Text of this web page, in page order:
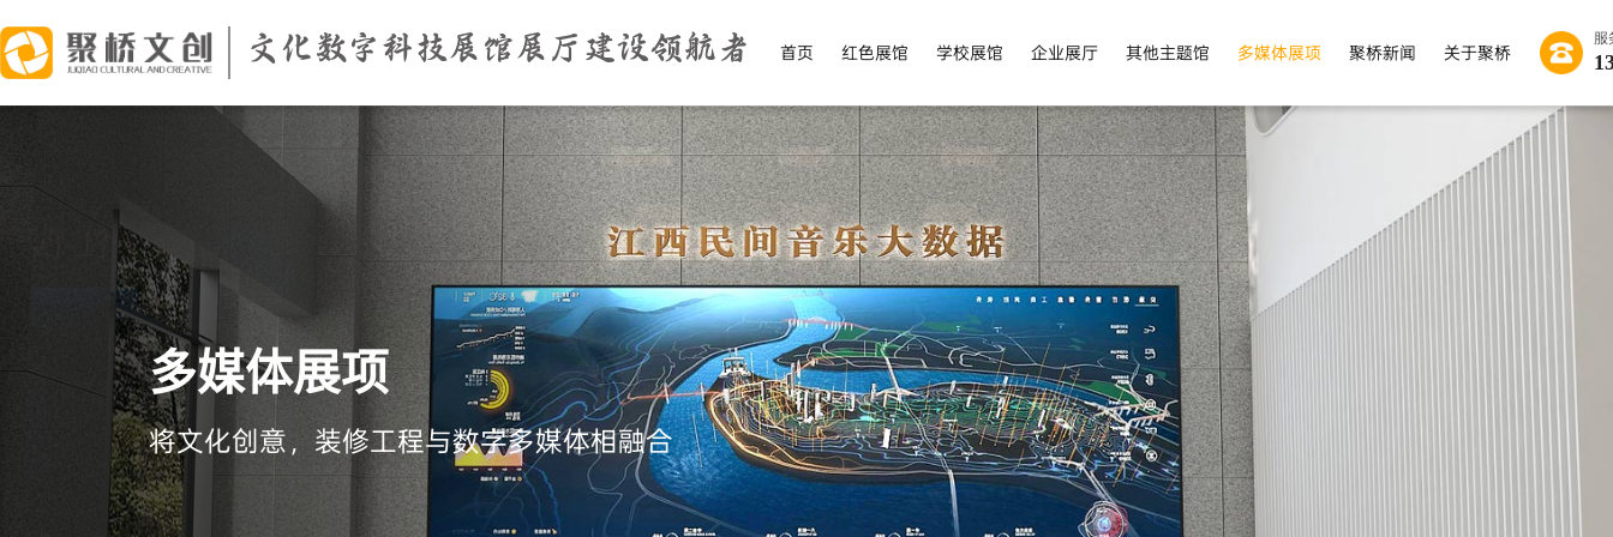
文化数字科技展馆展厅建设领航者 首页 红色展馆 学校展馆 企业展厅 其他主题馆 多媒体展项 聚桥新闻 关于聚桥
服
多媒体展项
将文化创意，装修工程与数字多媒体相融合